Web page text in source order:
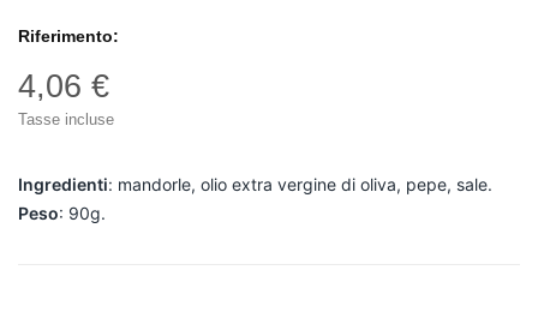
Riferimento:
4,06 €
Tasse incluse
Ingredienti: mandorle, olio extra vergine di oliva, pepe, sale.
Peso: 90g.